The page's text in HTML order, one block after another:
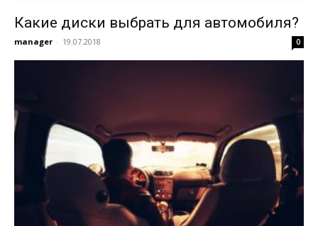
Какие диски выбрать для автомобиля?
manager - 19.07.2018 0